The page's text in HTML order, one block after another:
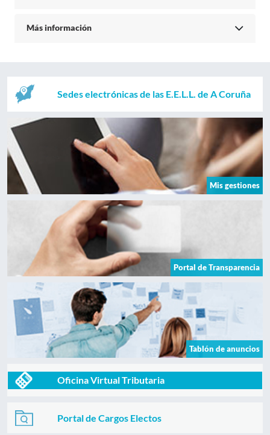
Más información
Sedes electrónicas de las E.E.L.L. de A Coruña
Mis gestiones
Portal de Transparencia
Tablón de anuncios
Oficina Virtual Tributaria
Portal de Cargos Electos